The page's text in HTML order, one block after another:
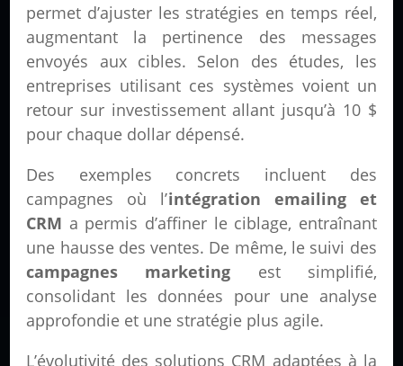
permet d’ajuster les stratégies en temps réel,
augmentant la pertinence des messages
envoyés aux cibles. Selon des études, les
entreprises utilisant ces systèmes voient un
retour sur investissement allant jusqu’à 10 $
pour chaque dollar dépensé.
Des exemples concrets incluent des
campagnes où l’intégration emailing et
CRM a permis d’affiner le ciblage, entraînant
une hausse des ventes. De même, le suivi des
campagnes marketing est simplifié,
consolidant les données pour une analyse
approfondie et une stratégie plus agile.
L’évolutivité des solutions CRM adaptées à la